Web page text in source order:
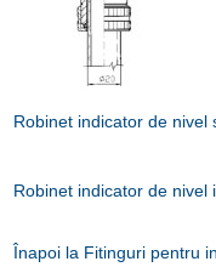
Robinet indicator de nivel
Robinet indicator de nivel
Înapoi la Fitinguri pentru